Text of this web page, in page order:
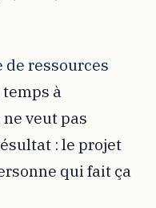
de ressources
temps à
veut pas
: le projet
qui fait ça